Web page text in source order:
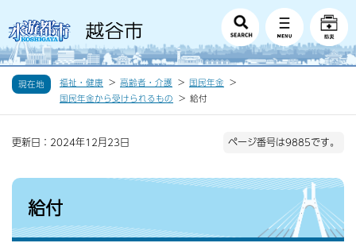
現在地 福祉・健康 高齢者・介護
国民年金
国民年金から受けられるもの
給付
更新日：2024年12月23日 ページ番号は9885です。
給付